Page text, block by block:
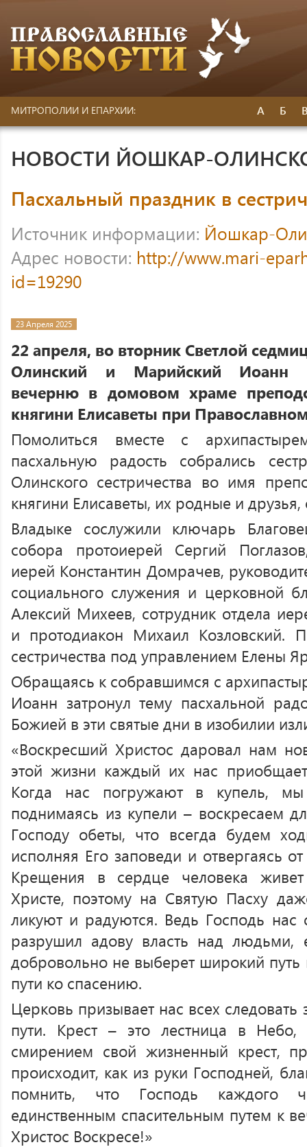
МИТРОПОЛИИ И ЕПАРХИИ: А Б
НОВОСТИ ЙОШКАР-
Пасхальный праздник в
Источник информации: Йошкар-
Адрес новости: http://www.mari-
id=19290
23 Апреля 2025
22 апреля, во вторник Светлой
Олинский и Марийский Иоанн
вечерню в домовом храме
княгини Елисаветы при
Помолиться вместе с
пасхальную радость собрались
Олинского сестричества во имя
княгини Елисаветы, их родные и
Владыке сослужили ключарь
собора протоиерей Сергий
иерей Константин Домрачев,
социального служения и церковной
Алексий Михеев, сотрудник отдела
и протодиакон Михаил Козловский.
сестричества под управлением Елены
Обращаясь к собравшимся с
Иоанн затронул тему пасхальной
Божией в эти святые дни в изобилии
«Воскресший Христос даровал нам
этой жизни каждый их нас
Когда нас погружают в купель,
поднимаясь из купели – воскресаем
Господу обеты, что всегда будем
исполняя Его заповеди и отвергаясь
Крещения в сердце человека
Христе, поэтому на Святую Пасху
ликуют и радуются. Ведь Господь
разрушил адову власть над людьми,
добровольно не выберет широкий путь
пути ко спасению.
Церковь призывает нас всех
пути. Крест – это лестница в
смирением свой жизненный крест,
происходит, как из руки Господней,
помнить, что Господь каждого
единственным спасительным путем к
Христос Воскресе!»